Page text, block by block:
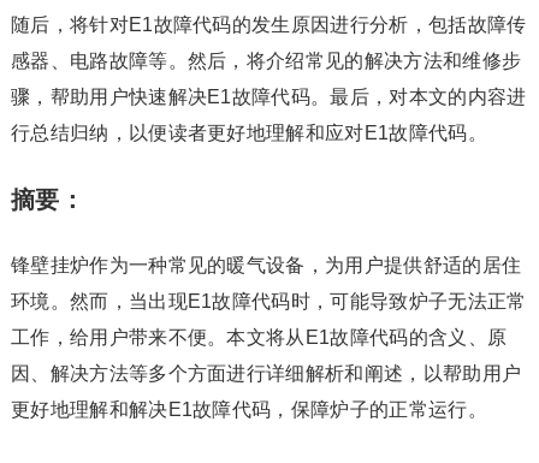
随后，将针对E1故障代码的发生原因进行分析，包括故障传
感器、电路故障等。然后，将介绍常见的解决方法和维修步
骤，帮助用户快速解决E1故障代码。最后，对本文的内容进
行总结归纳，以便读者更好地理解和应对E1故障代码。
摘要：
锋壁挂炉作为一种常见的暖气设备，为用户提供舒适的居住
环境。然而，当出现E1故障代码时，可能导致炉子无法正常
工作，给用户带来不便。本文将从E1故障代码的含义、原
因、解决方法等多个方面进行详细解析和阐述，以帮助用户
更好地理解和解决E1故障代码，保障炉子的正常运行。